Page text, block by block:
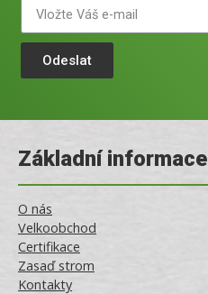
Odeslat
Základní informace
O nás
Velkoobchod
Certifikace
Zasaď strom
Kontakty